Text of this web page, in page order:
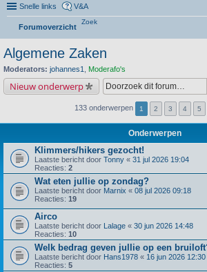
Snelle links V&A
Forumoverzicht
Zoek
Algemene Zaken
Moderators: johannes1 Moderafo's
Nieuw onderwerp
133 onderwerpen 1 2 3 4 5
Onderwerpen
Klimmers/hikers gezocht!
Laatste bericht door Tonny « 31 jul 2026 19:04
Reacties: 2
Wat eten jullie op zondag?
Laatste bericht door Marnix « 08 jul 2026 09:18
Reacties: 19
Airco
Laatste bericht door Lalage « 30 jun 2026 14:48
Reacties: 10
Welk bedrag geven jullie op een
Laatste bericht door Hans1978 « 16 jun 2026 12:30
Reacties: 5